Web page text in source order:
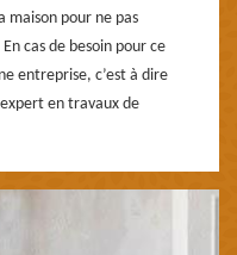
maison pour ne pas
cas de besoin pour ce
entreprise, c’est à dire
en travaux de